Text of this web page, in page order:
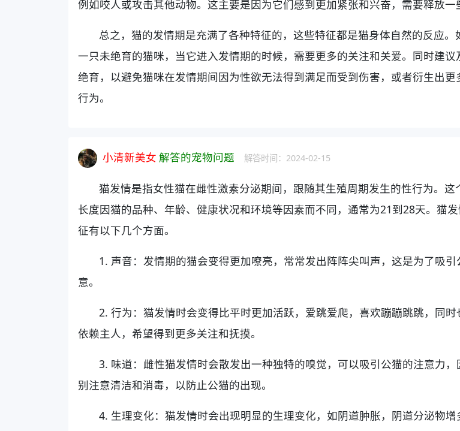
例如咬人或攻击其他动物。这主要是因为它们感到更加紧张和兴奋，需要释放一
总之，猫的发情期是充满了各种特征的，这些特征都是猫身体自然的反应。
一只未绝育的猫咪，当它进入发情期的时候，需要更多的关注和关爱。同时建议
绝育，以避免猫咪在发情期间因为性欲无法得到满足而受到伤害，或者衍生出更
行为。
小清新美女 解答的宠物问题 解答时间：2024-02-15
猫发情是指女性猫在雌性激素分泌期间，跟随其生殖周期发生的性行为。这
长度因猫的品种、年龄、健康状况和环境等因素而不同，通常为21到28天。猫
征有以下几个方面。
1. 声音：发情期的猫会变得更加嘹亮，常常发出阵阵尖叫声，这是为了吸引
意。
2. 行为：猫发情时会变得比平时更加活跃，爱跳爱爬，喜欢蹦蹦跳跳，同时
依赖主人，希望得到更多关注和抚摸。
3. 味道：雌性猫发情时会散发出一种独特的嗅觉，可以吸引公猫的注意力，
别注意清洁和消毒，以防止公猫的出现。
4. 生理变化：猫发情时会出现明显的生理变化，如阴道肿胀，阴道分泌物增